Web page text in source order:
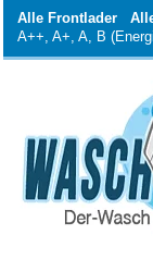
Alle Frontlader
A++, A+, A, B